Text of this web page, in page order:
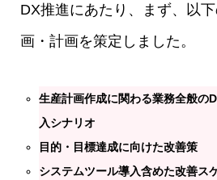
DX推進にあたり、まず、以
画・計画を策定しました。
生産計画作成に関わる業務全般の
入シナリオ
目的・目標達成に向けた改善策
システムツール導入含めた改善ス